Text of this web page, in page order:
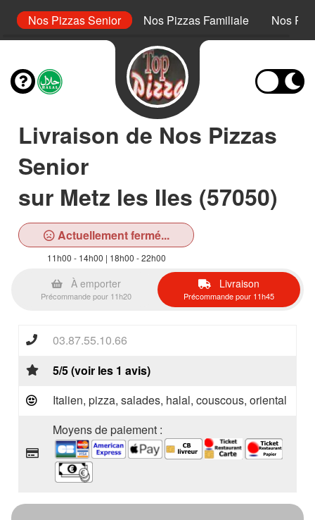
Nos Pizzas Senior Nos Pizzas Familiale Nos
Livraison de Nos Pizzas
Senior
sur Metz les Iles (57050)
Actuellement fermé...
11h00 - 14h00 | 18h00 - 22h00
À emporter
Précommande pour 11h20
Livraison
Précommande pour 11h45
03.87.55.10.66
5/5 (voir les 1 avis)
Italien, pizza, salades, halal, couscous, oriental
Moyens de paiement :